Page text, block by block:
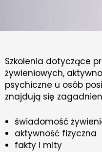
Szkolenia dotyczące
żywieniowych,
psychiczne u osób
znajdują się
świadomość
aktywność fizyczna
fakty i mity